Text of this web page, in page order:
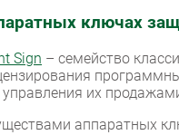
ключах
Sign – семейство
управления их
аппаратных